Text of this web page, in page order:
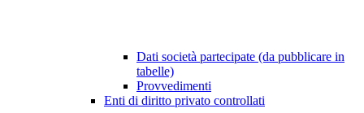
Dati società partecipate (da pubblicare in
tabelle)
Provvedimenti
Enti di diritto privato controllati